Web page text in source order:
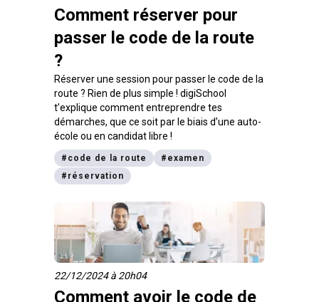
Comment réserver pour
passer le code de la route
?
Réserver une session pour passer le code de la
route ? Rien de plus simple ! digiSchool
t’explique comment entreprendre tes
démarches, que ce soit par le biais d’une auto-
école ou en candidat libre !
# code de la route # examen
# réservation
22/12/2024 à 20h04
Comment avoir le code de